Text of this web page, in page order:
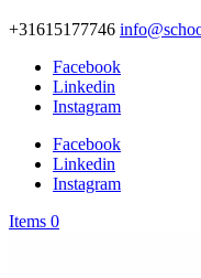
+31615177746
Facebook
Linkedin
Instagram
Facebook
Linkedin
Instagram
Items 0